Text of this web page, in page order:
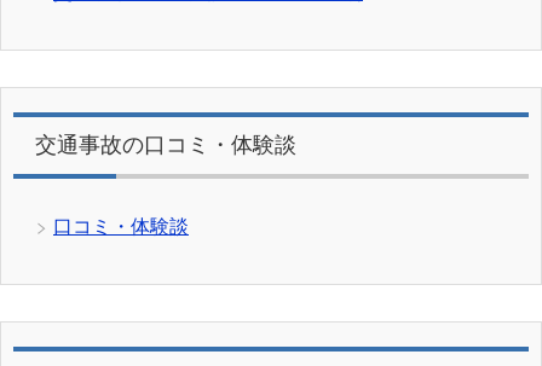
交通事故の口コミ・体験談
口コミ・体験談